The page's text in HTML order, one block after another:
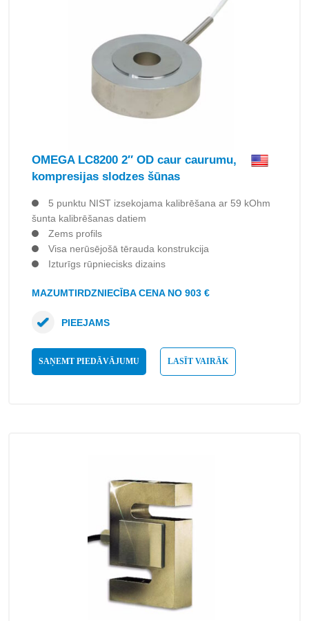
OMEGA LC8200 2″ OD caur caurumu,
kompresijas slodzes šūnas
5 punktu NIST izsekojama kalibrēšana ar 59 kOhm
šunta kalibrēšanas datiem
Zems profils
Visa nerūsējošā tērauda konstrukcija
Izturīgs rūpniecisks dizains
MAZUMTIRDZNIECĪBA CENA NO 903 €
SAŅEMT PIEDĀVĀJUMU LASĪT VAIRĀK
PIEEJAMS